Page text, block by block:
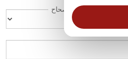
الإصحاح